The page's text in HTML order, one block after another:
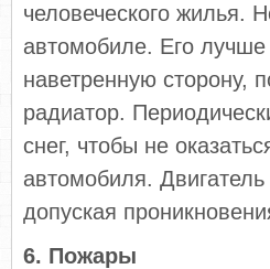
человеческого жилья.
автомобиле. Его лучше
наветренную сторону,
радиатор.
снег, чтобы не
автомобиля.
допуская
6. Пожары